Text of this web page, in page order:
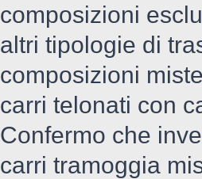
composizioni
altri tipologie di
composizioni
carri telonati con
Confermo che
carri tramoggia